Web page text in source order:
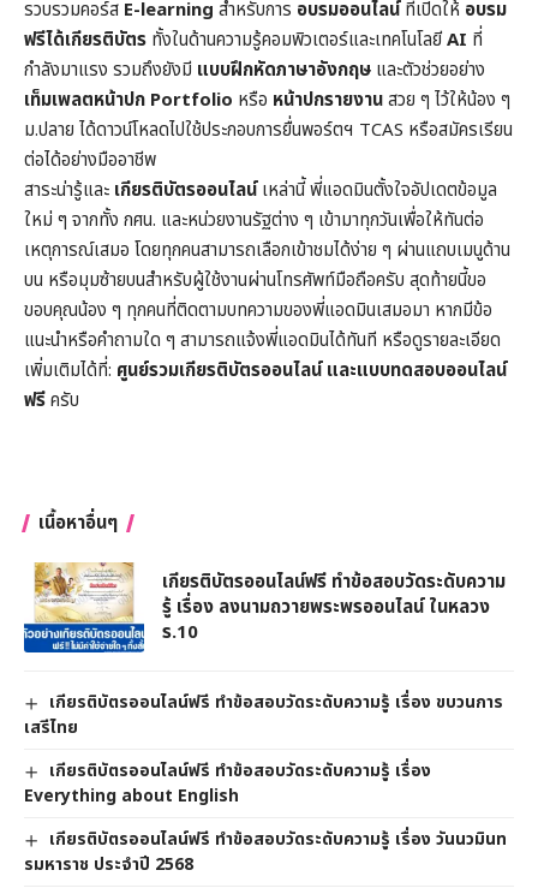
รวบรวมคอร์ส E-learning สำหรับการ อบรมออนไลน์ที่เปิดให้ อบรม
ฟรีได้เกียรติบัตร ทั้งในด้านความรู้คอมพิวเตอร์และเทคโนโลยีAI ที่
กำลังมาแรง รวมถึงยังมี แบบฝึกหัดภาษาอังกฤษ และตัวช่วยอย่าง
เท็มเพลตหน้าปก Portfolio หรือ หน้าปกรายงานสวย ๆ ไว้ให้น้อง ๆ
ม.ปลาย ได้ดาวน์โหลดไปใช้ประกอบการยื่นพอร์ตฯ TCAS หรือสมัครเรียน
ต่อได้อย่างมืออาชีพ
สาระน่ารู้และ เกียรติบัตรออนไลน์เหล่านี้ พี่แอดมินตั้งใจอัปเดตข้อมูล
ใหม่ ๆ จากทั้ง กศน. และหน่วยงานรัฐต่าง ๆ เข้ามาทุกวันเพื่อให้ทันต่อ
เหตุการณ์เสมอ โดยทุกคนสามารถเลือกเข้าชมได้ง่าย ๆ ผ่านแถบเมนูด้าน
บน หรือมุมซ้ายบนสำหรับผู้ใช้งานผ่านโทรศัพท์มือถือครับ สุดท้ายนี้ขอ
ขอบคุณน้อง ๆ ทุกคนที่ติดตามบทความของพี่แอดมินเสมอมา หากมีข้อ
แนะนำหรือคำถามใด ๆ สามารถแจ้งพี่แอดมินได้ทันที หรือดูรายละเอียด
เพิ่มเติมได้ที่: ศูนย์รวมเกียรติบัตรออนไลน์ และแบบทดสอบออนไลน์
ฟรีครับ
เนื้อหาอื่นๆ
เกียรติบัตรออนไลน์ฟรี ทำข้อสอบวัดระดับความ
รู้ เรื่อง ลงนามถวายพระพรออนไลน์ ในหลวง
ร.10
เกียรติบัตรออนไลน์ฟรี ทำข้อสอบวัดระดับความรู้ เรื่อง ขบวนการ
เสรีไทย
เกียรติบัตรออนไลน์ฟรี ทำข้อสอบวัดระดับความรู้ เรื่อง
Everything about English
เกียรติบัตรออนไลน์ฟรี ทำข้อสอบวัดระดับความรู้ เรื่อง วันนวมินท
รมหาราช ประจำปี 2568